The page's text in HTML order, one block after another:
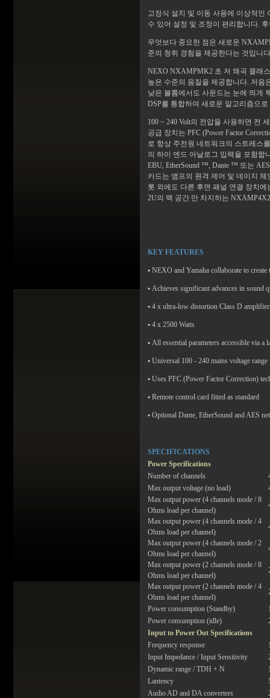
고정식 설치 및 이동 사용에 이상적인
수 있어 설정 및 조정이 편리합니다.
무엇보다 중요한 점은 새로운
준의 청취 경험을 제공한다는 것입니
NEXO NXAMPMK2 초 저 왜곡 클래
높은 수준의 음질을 제공합니다. 저음
낮은 볼륨에서도 사운드는 눈에 띄게
DSP를 통합하여 새로운 알고리즘으
100 ~ 240 Volt의 전압을 사용하면 전
공급 장치는 PFC (Power Factor
로 항상 주전원 네트워크의 스트레스
의 하이 엔드 아날로그 입력을 포함합
EBU, EtherSound ™, Dante ™ 또는
카드는 앰프의 원격 제어 및 데이지
롯 외에도 다른 후면 패널 연결 장치에
2U의 랙 공간 만 차지하는
KEY FEATURES
▪ NEXO and Yamaha collaborate to
▪ Achieves significant advances in sound
▪ 4 x ultra-low distortion Class D
▪ 4 x 2500 Watts
▪ All essential parameters accessible via a
▪ Universal 100 - 240 mains voltage range
▪ Uses PFC (Power Factor Correction)
▪ Remote control card fitted as standard
▪ Optional Dante, EtherSound and AES
SPECIFICATIONS
Power Specifications
Number of channels
Max output voltage (no load)
Max output power (4 channels mode / 8
Ohms load per channel)
Max output power (4 channels mode / 4
Ohms load per channel)
Max output power (4 channels mode / 2
Ohms load per channel)
Max output power (2 channels mode / 8
Ohms load per channel)
Max output power (2 channels mode / 4
Ohms load per channel)
Power consumption (Standby)
Power consumption (idle)
Input to Power Out Specifications
Frequency response
Input Impedance / Input Sensitivity
Dynamic range / TDH + N
Lantency
Audio AD and DA converters